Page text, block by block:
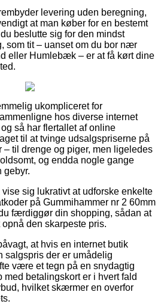
levering uden beregning,
at man køber for en bestemt
beslutte sig for den mindst
som tit – uanset om du bor nær
eller Humlebæk – er at få kørt dine
ukompliceret for
hos diverse internet
så har flertallet af online
til at tvinge udsalgspriserne på
til drenge og piger, men ligeledes
og endda nogle gange
gebyr.
sig lukrativt at udforske enkelte
på Gummihammer nr 2 60mm
færdiggør din shopping, sådan at
den skarpeste pris.
at hvis en internet butik
salgspris der er umådelig
være et tegn på en snydagtig
betalingskort er i hvert fald
hvilket skærmer en overfor